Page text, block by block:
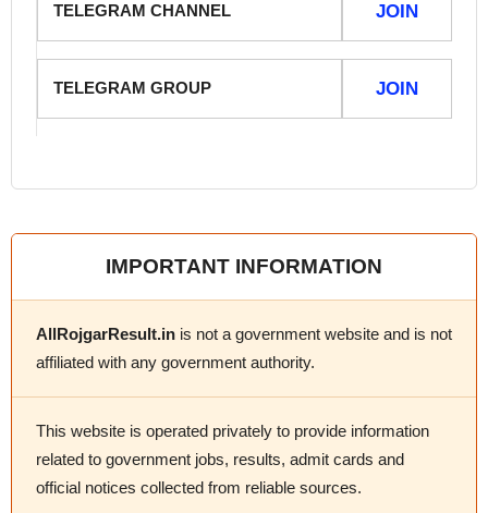
TELEGRAM CHANNEL JOIN
TELEGRAM GROUP JOIN
IMPORTANT INFORMATION
AllRojgarResult.in is not a government website and is not
affiliated with any government authority.
This website is operated privately to provide information
related to government jobs, results, admit cards and
official notices collected from reliable sources.